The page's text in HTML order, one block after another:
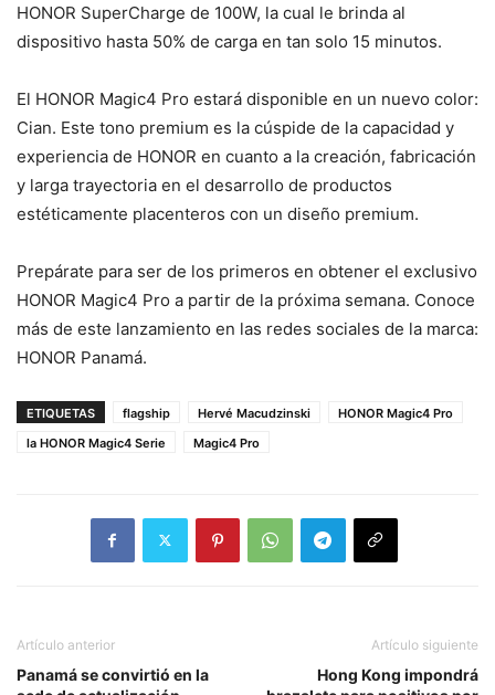
HONOR SuperCharge de 100W, la cual le brinda al
dispositivo hasta 50% de carga en tan solo 15 minutos.
El HONOR Magic4 Pro estará disponible en un nuevo color:
Cian. Este tono premium es la cúspide de la capacidad y
experiencia de HONOR en cuanto a la creación, fabricación
y larga trayectoria en el desarrollo de productos
estéticamente placenteros con un diseño premium.
Prepárate para ser de los primeros en obtener el exclusivo
HONOR Magic4 Pro a partir de la próxima semana. Conoce
más de este lanzamiento en las redes sociales de la marca:
HONOR Panamá.
ETIQUETAS flagship Hervé Macudzinski
HONOR Magic4 Pro
la HONOR Magic4 Serie
Magic4 Pro
Artículo anterior
Panamá se convirtió en la
Artículo siguiente
Hong Kong impondrá